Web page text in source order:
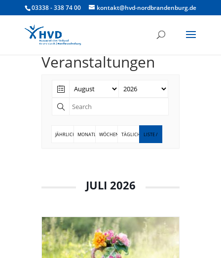
03338 - 338 74 00 kontakt@hvd-nordbrandenburg.de
Veranstaltungen
JÄHRLICH MONATLICHWÖCHENTLICH
TÄGLICH LISTE /
JULI 2026